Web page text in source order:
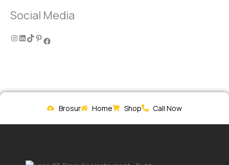
Social Media
Brosur Home Shop Call Now